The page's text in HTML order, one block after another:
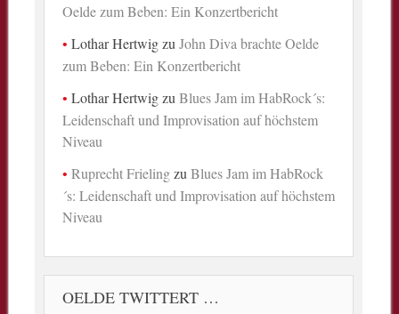
Oelde zum Beben: Ein Konzertbericht
Lothar HertwigzuJohn Diva brachte Oelde
zum Beben: Ein Konzertbericht
Lothar HertwigzuBlues Jam im HabRock´s:
Leidenschaft und Improvisation auf höchstem
Niveau
Ruprecht FrielingzuBlues Jam im HabRock
´s: Leidenschaft und Improvisation auf höchstem
Niveau
OELDE TWITTERT …